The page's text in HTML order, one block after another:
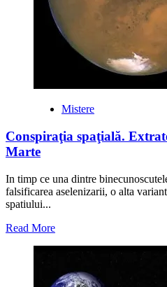
Mistere
Conspiraţia spaţială.
Marte
In timp ce una dintre
falsificarea aselenizarii, o alta
spatiului...
Read MoreRead
spaţială.